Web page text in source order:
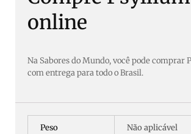
online
Na Sabores do Mundo, você pode comprar
com entrega para todo o Brasil.
Peso Não aplicável